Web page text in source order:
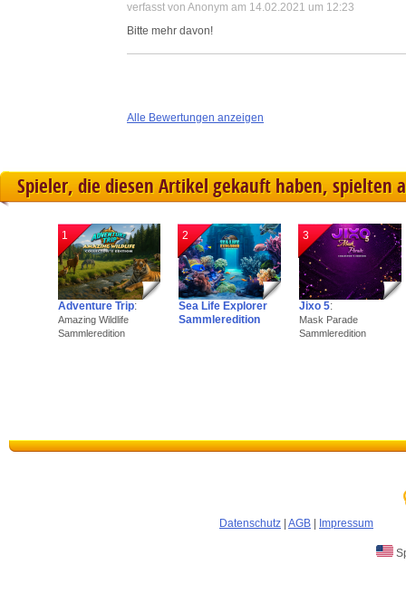
verfasst von Anonym am 14.02.2021 um 12:23
Bitte mehr davon!
Alle Bewertungen anzeigen
Spieler, die diesen Artikel gekauft haben, spielten
1
Adventure Trip:
Amazing Wildlife
Sammleredition
2
Sea Life Explorer
Sammleredition
3
Jixo 5:
Mask Parade
Sammleredition
Datenschutz AGB Impressum